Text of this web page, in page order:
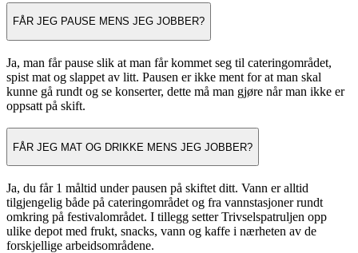
FÅR JEG PAUSE MENS JEG JOBBER?
Ja, man får pause slik at man får kommet seg til cateringområdet,
spist mat og slappet av litt. Pausen er ikke ment for at man skal
kunne gå rundt og se konserter, dette må man gjøre når man ikke er
oppsatt på skift.
FÅR JEG MAT OG DRIKKE MENS JEG JOBBER?
Ja, du får 1 måltid under pausen på skiftet ditt. Vann er alltid
tilgjengelig både på cateringområdet og fra vannstasjoner rundt
omkring på festivalområdet. I tillegg setter Trivselspatruljen opp
ulike depot med frukt, snacks, vann og kaffe i nærheten av de
forskjellige arbeidsområdene.